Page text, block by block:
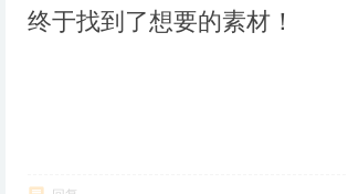
终于找到了想要的素材！